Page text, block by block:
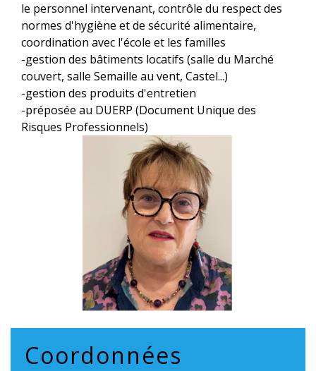
le personnel intervenant, contrôle du respect des
normes d'hygiène et de sécurité alimentaire,
coordination avec l'école et les familles
-gestion des bâtiments locatifs (salle du Marché
couvert, salle Semaille au vent, Castel...)
-gestion des produits d'entretien
-préposée au DUERP (Document Unique des
Risques Professionnels)
Coordonnées